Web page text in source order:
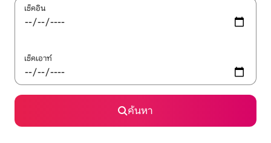
เช็คอิน
เช็คเอาท์
ค้นหา